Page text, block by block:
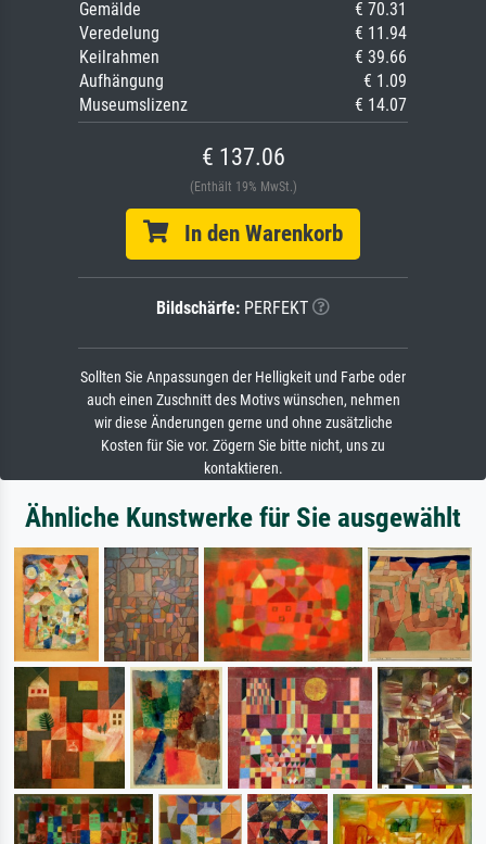
Gemälde
€ 70.31
Veredelung
€ 11.94
Keilrahmen
€ 39.66
Aufhängung
€ 1.09
Museumslizenz
€ 14.07
€ 137.06
(Enthält 19% MwSt.)
In den Warenkorb
Bildschärfe: PERFEKT
Sollten Sie Anpassungen der Helligkeit und Farbe oder
auch einen Zuschnitt des Motivs wünschen, nehmen
wir diese Änderungen gerne und ohne zusätzliche
Kosten für Sie vor. Zögern Sie bitte nicht, uns zu
kontaktieren.
Ähnliche Kunstwerke für Sie ausgewählt